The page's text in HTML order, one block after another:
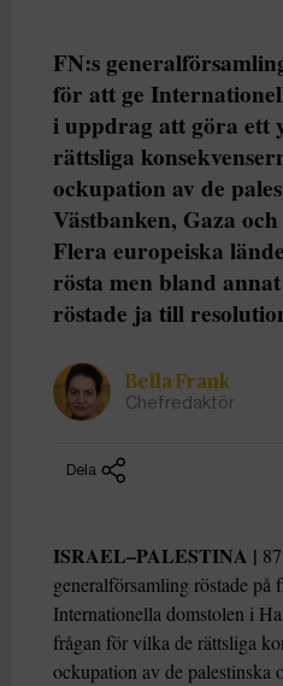
FN:s
för att ge
i uppdrag att göra ett
rättsliga
ockupation av de
Västbanken, Gaza
Flera europeiska
rösta men bland
röstade ja till
Bella Frank
Chefredaktör
Dela
ISRAEL–PALESTINA |
generalförsamling röstade på
Internationella domstolen i
frågan för vilka de rättsliga
ockupation av de palestinska